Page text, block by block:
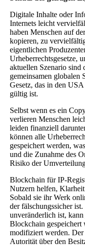
Digitale Inhalte oder
Internets leicht
haben Menschen auf
kopieren, zu
eigentlichen
Urheberrechtsgesetze,
aktuellen Szenario sind
gemeinsamen globalen
Gesetz, das in den
gültig ist.
Selbst wenn es ein
verlieren Menschen
leiden finanziell
können alle
gespeichert werden,
und die Zunahme des
Risiko der
Blockchain für IP-
Nutzern helfen,
Sobald sie ihr Werk
der fälschungssicher
unveränderlich ist,
Blockchain gespeichert
modifiziert werden. Der
Autorität über den